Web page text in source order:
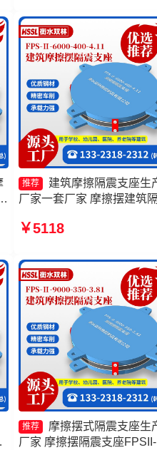
座FPSII-7000-350-3.81源
工厂
推荐
建筑摩擦隔震支座生
厂家一套厂家 摩擦摆建筑
7000-400-4.11厂家 FPS隔
￥5118
推荐
摩擦摆式隔震支座生
厂家 摩擦摆隔震支座FPSII-